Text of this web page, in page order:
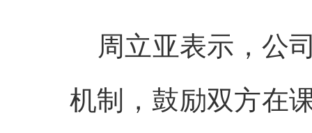
周立亚表示，公
机制，鼓励双方在